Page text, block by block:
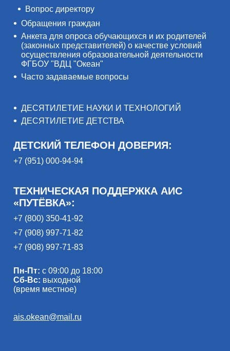
Вопрос директору
Обращения граждан
Анкета для опроса обучающихся и их родителей
(законных представителей) о качестве условий
осуществления образовательной деятельности
ФГБОУ "ВДЦ "Океан"
Часто задаваемые вопросы
ДЕСЯТИЛЕТИЕ НАУКИ И ТЕХНОЛОГИЙ
ДЕСЯТИЛЕТИЕ ДЕТСТВА
ДЕТСКИЙ ТЕЛЕФОН ДОВЕРИЯ:
+7 (951) 000-94-94
ТЕХНИЧЕСКАЯ ПОДДЕРЖКА АИС
«ПУТЁВКА»:
+7 (800) 350-41-92
+7 (908) 997-71-82
+7 (908) 997-71-83
Пн-Пт: с 09:00 до 18:00
Сб-Вс: выходной
(время местное)
ais.okean@mail.ru